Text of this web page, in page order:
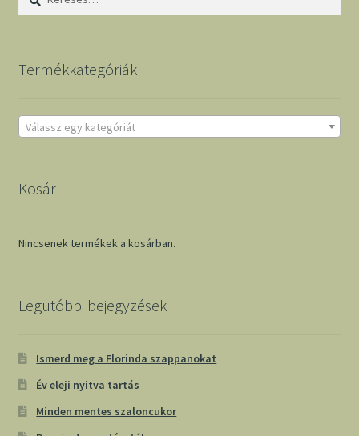
Termékkategóriák
Válassz egy kategóriát
Kosár
Nincsenek termékek a kosárban.
Legutóbbi bejegyzések
Ismerd meg a Florinda szappanokat
Év eleji nyitva tartás
Minden mentes szaloncukor